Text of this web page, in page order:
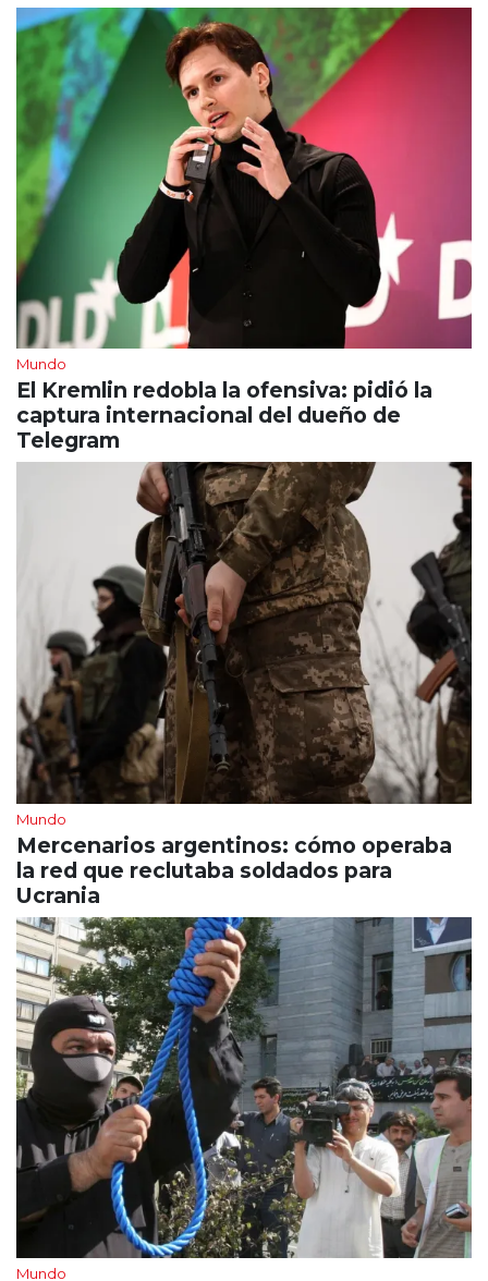
Mundo
El Kremlin redobla la ofensiva: pidió la
captura internacional del dueño de
Telegram
Mundo
Mercenarios argentinos: cómo operaba
la red que reclutaba soldados para
Ucrania
Mundo